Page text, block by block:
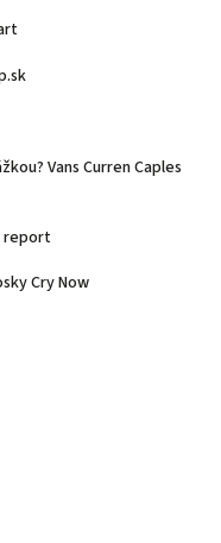
Vans Curren Caples
report
Cry Now